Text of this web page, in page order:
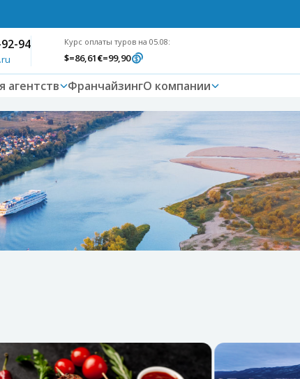
94 Курс оплаты туров на 05.08:
$=86,61€=99,90
агентств ФранчайзингО компании